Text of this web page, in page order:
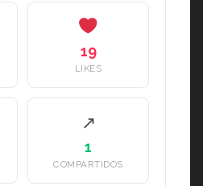
19
LIKES
↗
1
COMPARTIDOS